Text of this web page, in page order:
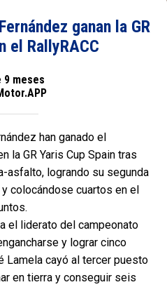
ganan la GR
el RallyRACC
9 meses
han ganado el
la GR Yaris Cup Spain tras
asfalto, logrando su segunda
colocándose cuartos en el
el liderato del campeonato
y lograr cinco
Lamela cayó al tercer puesto
en tierra y conseguir seis